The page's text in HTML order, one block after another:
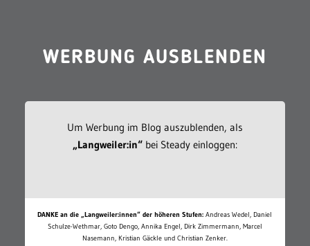
WERBUNG AUSBLENDEN
Um Werbung im Blog auszublenden, als
„Langweiler:in“bei Steady einloggen:
DANKE an die „Langweiler:innen“ der höheren Stufen: Andreas Wedel, Daniel
Schulze-Wethmar, Goto Dengo, Annika Engel, Dirk Zimmermann, Marcel
Nasemann, Kristian Gäckle und Christian Zenker.